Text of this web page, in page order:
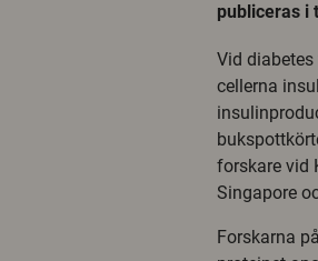
publiceras i
Vid
cellerna
forskare vid
Singapore
Forskarna